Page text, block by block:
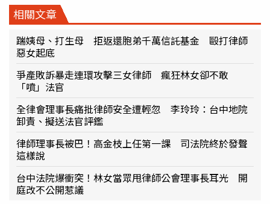
相關文章
踹姨母、打生母 拒返還胞弟千萬信託基金 毆打律師
惡女起底
爭產敗訴暴走連環攻擊三女律師 瘋狂林女卻不敢
「噴」法官
全律會理事長痛批律師安全遭輕忽 李玲玲：台中地院
卸責、擬送法官評鑑
律師理事長被巴！高金枝上任第一課 司法院終於發聲
這樣說
台中法院爆衝突！林女當眾甩律師公會理事長耳光 開
庭改不公開惹議